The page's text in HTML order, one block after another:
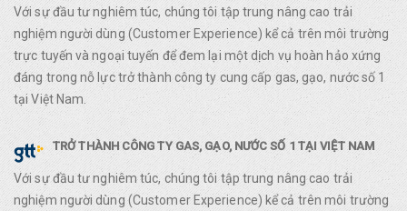
Với sự đầu tư nghiêm túc, chúng tôi tập trung nâng cao trải
nghiệm người dùng (Customer Experience) kể cả trên môi trường
trực tuyến và ngoại tuyến để đem lại một dịch vụ hoàn hảo xứng
đáng trong nỗ lực trở thành công ty cung cấp gas, gạo, nước số 1
tại Việt Nam.
TRỞ THÀNH CÔNG TY GAS, GẠO, NƯỚC SỐ 1 TẠI VIỆT NAM
Với sự đầu tư nghiêm túc, chúng tôi tập trung nâng cao trải
nghiệm người dùng (Customer Experience) kể cả trên môi trường